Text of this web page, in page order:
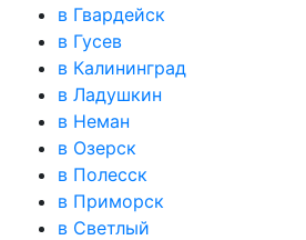
в Гвардейск
в Гусев
в Калининград
в Ладушкин
в Неман
в Озерск
в Полесск
в Приморск
в Светлый